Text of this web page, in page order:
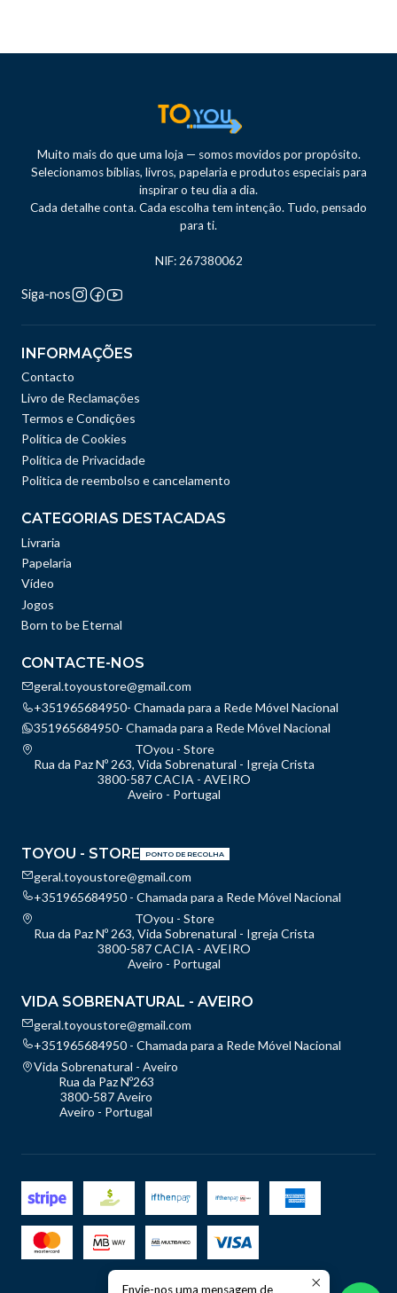
Muito mais do que uma loja — somos movidos por propósito.
Selecionamos bíblias, livros, papelaria e produtos especiais para
inspirar o teu dia a dia.
Cada detalhe conta. Cada escolha tem intenção. Tudo, pensado
para ti.
NIF: 267380062
Siga-nos
INFORMAÇÕES
Contacto
Livro de Reclamações
Termos e Condições
Política de Cookies
Política de Privacidade
Politica de reembolso e cancelamento
CATEGORIAS DESTACADAS
Livraria
Papelaria
Vídeo
Jogos
Born to be Eternal
CONTACTE-NOS
geral.toyoustore@gmail.com
+351965684950- Chamada para a Rede Móvel Nacional
351965684950- Chamada para a Rede Móvel Nacional
TOyou - Store
Rua da Paz Nº 263, Vida Sobrenatural - Igreja Crista
3800-587 CACIA - AVEIRO
Aveiro - Portugal
TOYOU - STORE PONTO DE RECOLHA
geral.toyoustore@gmail.com
+351965684950 - Chamada para a Rede Móvel Nacional
TOyou - Store
Rua da Paz Nº 263, Vida Sobrenatural - Igreja Crista
3800-587 CACIA - AVEIRO
Aveiro - Portugal
VIDA SOBRENATURAL - AVEIRO
geral.toyoustore@gmail.com
+351965684950 - Chamada para a Rede Móvel Nacional
Vida Sobrenatural - Aveiro
Rua da Paz Nº263
3800-587 Aveiro
Aveiro - Portugal
Envie-nos uma mensagem de